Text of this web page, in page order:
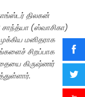
திலகன்
(ஸ்வாசிகா)
மனிதராக
சிறப்பாக
கிருஷ்ணர்